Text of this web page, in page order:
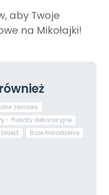
aby Twoje
na Mikołajki!
zestawy
- Plakaty dekoracyjne
bliżej3 Boże Narodzenie